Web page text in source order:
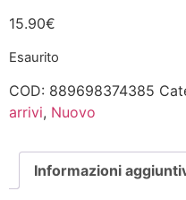
15.90€
Esaurito
COD: 889698374385
arrivi, Nuovo
Informazioni